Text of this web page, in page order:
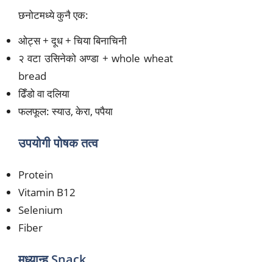
छनोटमध्ये कुनै एक:
ओट्स + दूध + चिया बिनाचिनी
२ वटा उसिनेको अण्डा + whole wheat
bread
ढिँडो वा दलिया
फलफूल: स्याउ, केरा, पपैया
उपयोगी पोषक तत्व
Protein
Vitamin B12
Selenium
Fiber